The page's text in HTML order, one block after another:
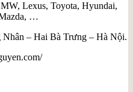
Lexus, Toyota, Hyundai,
…
– Hai Bà Trưng – Hà Nội.